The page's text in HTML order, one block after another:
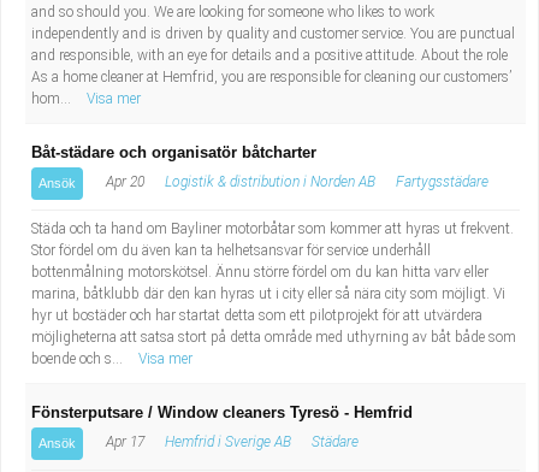
and so should you. We are looking for someone who likes to work
independently and is driven by quality and customer service. You are punctual
and responsible, with an eye for details and a positive attitude. About the role
As a home cleaner at Hemfrid, you are responsible for cleaning our customers’
hom...
Visa mer
Båt-städare och organisatör båtcharter
Ansök Apr 20 Logistik & distribution i Norden AB Fartygsstädare
Städa och ta hand om Bayliner motorbåtar som kommer att hyras ut frekvent.
Stor fördel om du även kan ta helhetsansvar för service underhåll
bottenmålning motorskötsel. Ännu större fördel om du kan hitta varv eller
marina, båtklubb där den kan hyras ut i city eller så nära city som möjligt. Vi
hyr ut bostäder och har startat detta som ett pilotprojekt för att utvärdera
möjligheterna att satsa stort på detta område med uthyrning av båt både som
boende och s...
Visa mer
Fönsterputsare / Window cleaners Tyresö - Hemfrid
Ansök Apr 17 Hemfrid i Sverige AB Städare